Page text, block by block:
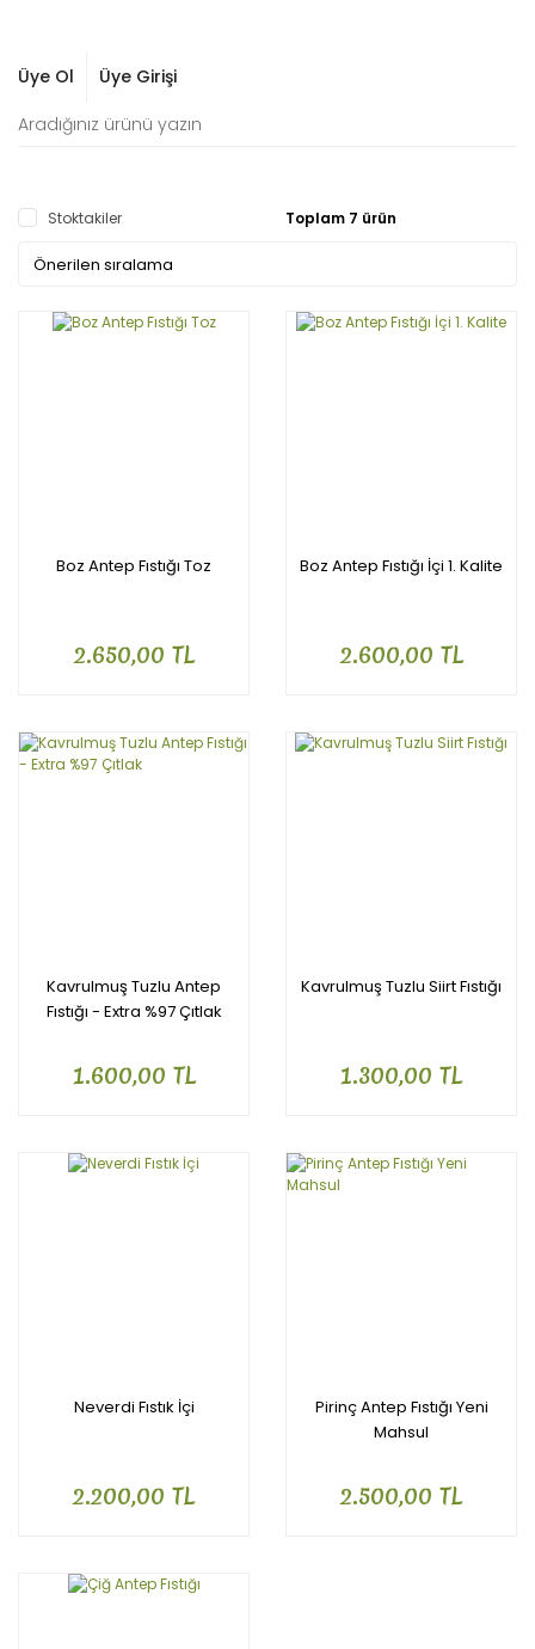
Üye Ol Üye Girişi
Stoktakiler Toplam 7 ürün
Boz Antep Fıstığı Toz
2.650,00 TL
Boz Antep Fıstığı İçi 1. Kalite
2.600,00 TL
Kavrulmuş Tuzlu Antep
Fıstığı - Extra %97 Çıtlak
1.600,00 TL
Kavrulmuş Tuzlu Siirt Fıstığı
1.300,00 TL
Neverdi Fıstık İçi
2.200,00 TL
Pirinç Antep Fıstığı Yeni
Mahsul
2.500,00 TL